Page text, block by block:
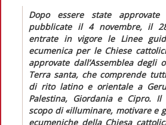
Dopo essere state
pubblicate il 4 novembre, il
entrate in vigore le Linee
ecumenica per le Chiese
approvate dall’Assemblea degli
Terra santa, che comprende
di rito latino e orientale a
Palestina, Giordania e Cipro.
scopo di«illuminare, motivare e
ecumeniche della Chiesa